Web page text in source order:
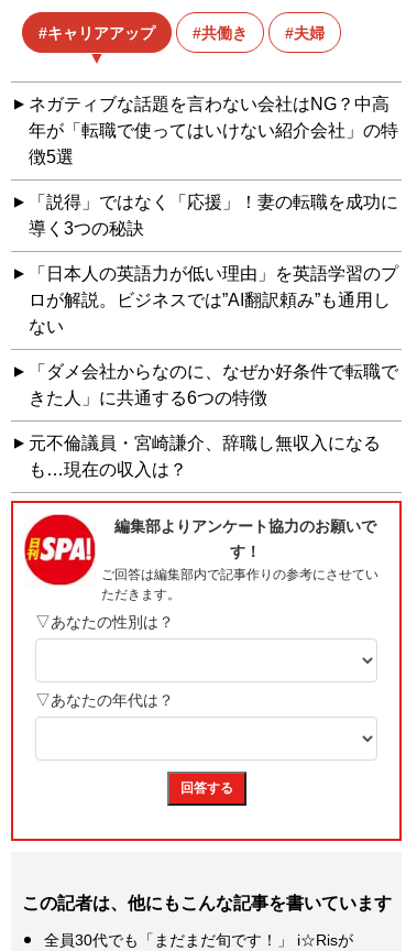
キャリアアップ 共働き 夫婦
ネガティブな話題を言わない会社はNG？中高
年が「転職で使ってはいけない紹介会社」の特
徴5選
「説得」ではなく「応援」！妻の転職を成功に
導く3つの秘訣
「日本人の英語力が低い理由」を英語学習のプ
ロが解説。ビジネスでは”AI翻訳頼み”も通用し
ない
「ダメ会社からなのに、なぜか好条件で転職で
きた人」に共通する6つの特徴
元不倫議員・宮崎謙介、辞職し無収入になる
も…現在の収入は？
この記者は、他にもこんな記事を書いています
全員30代でも「まだまだ旬です！」 i☆Risが